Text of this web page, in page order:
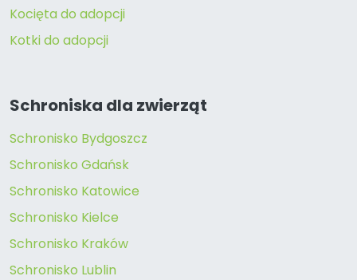
Kocięta do adopcji
Kotki do adopcji
Schroniska dla zwierząt
Schronisko Bydgoszcz
Schronisko Gdańsk
Schronisko Katowice
Schronisko Kielce
Schronisko Kraków
Schronisko Lublin